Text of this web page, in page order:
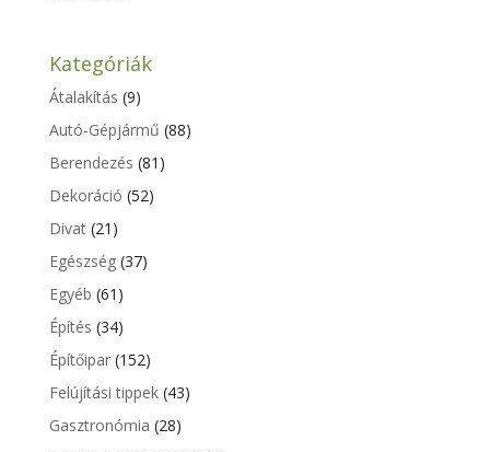
Kategóriák
Átalakítás (9)
Autó-Gépjármű (88)
Berendezés (81)
Dekoráció (52)
Divat(21)
Egészség(37)
Egyéb (61)
Építés (34)
Építőipar(152)
Felújítási tippek(43)
Gasztronómia (28)